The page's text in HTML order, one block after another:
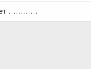
............